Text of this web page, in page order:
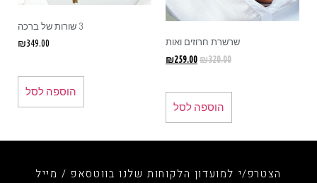
שרשרת חרוזים ואות
₪320.00
₪259.00
הוספה לסל
3 שורות של ברכה
₪349.00
הוספה לסל
הצטרפ/י למועדון הלקוחות שלנו בווטסאפ / מייל